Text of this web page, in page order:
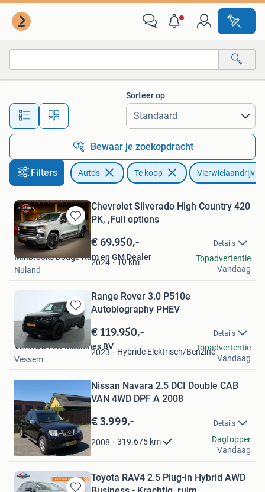
Alle afstanden…
Sorteer op
Bewaar je zoekopdracht
Filters Auto's Te koop
Bewaren
in
Mijn
Favorieten
Chevrolet Silverado High Country 420
PK, ,Full options
€ 69.950,- Details
2024 10 km
Millbrooks Dodge Ram en GM Dealer
Nuland
Topadvertentie
Vandaag
Bewaren
in
Mijn
Favorieten
Range Rover 3.0 P510e
Autobiography PHEV
€ 119.950,- Details
2023 Hybride Elektrisch/Benzine
VERKOOYEN Machines BV
Vessem
Topadvertentie
Vandaag
Mijn
Favorieten
Nissan Navara 2.5 DCI Double CAB
VAN 4WD DPF A 2008
€ 3.999,- Details
2008 319.675 km
Rolf
Amersfoort
Dagtopper
Vandaag
Toyota RAV4 2.5 Plug-in Hybrid AWD